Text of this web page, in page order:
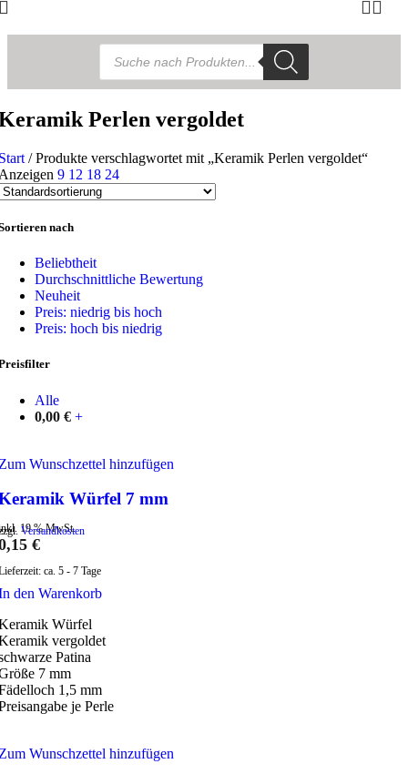
Products
search
Perlen vergoldet
/ Produkte verschlagwortet mit „Keramik Perlen vergoldet“
9 12 18 24
nach
Beliebtheit
Durchschnittliche Bewertung
Neuheit
Preis: niedrig bis hoch
Preis: hoch bis niedrig
Alle
0,00 € +
Wunschzettel hinzufügen
Würfel 7 mm
19 % MwSt.
Versandkosten
€
ca. 5 - 7 Tage
den Warenkorb
Würfel
vergoldet
Patina
7 mm
1,5 mm
je Perle
Wunschzettel hinzufügen